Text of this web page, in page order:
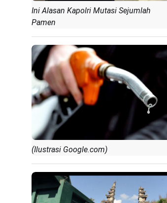
Ini Alasan Kapolri Mutasi Sejumlah
Pamen
(Ilustrasi Google.com)